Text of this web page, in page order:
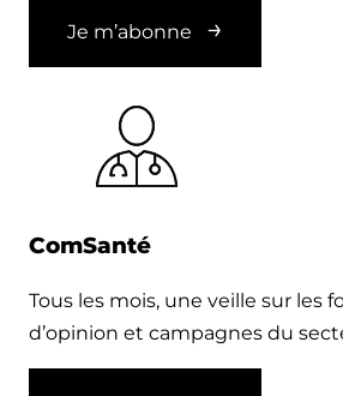
Je m’abonne
ComSanté
Tous les mois, une veille sur les
d’opinion et campagnes du